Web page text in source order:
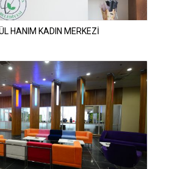
HANIM KADIN MERKEZİ